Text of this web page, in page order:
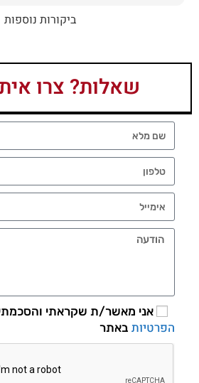
ביקורות נוספות
שאלות? צרו
אני מאשר/ת שקראתי
הפרטיות באתר